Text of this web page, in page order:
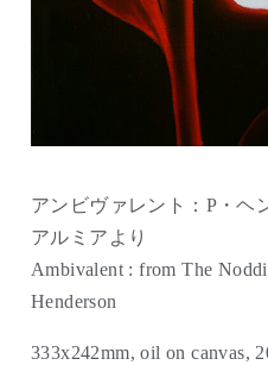
アンビヴァレント：P・ヘ
アルミアより
Ambivalent : from The
Henderson
333x242mm, oil on canvas,